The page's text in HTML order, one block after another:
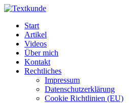
Zum
wechseln
Start
Artikel
Videos
Über mich
Kontakt
Rechtliches
Impressum
Datenschutzerklärung
Cookie Richtlinien (EU)